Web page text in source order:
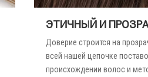
ЭТИЧНЫЙ И
Доверие строится на
всей нашей цепочке
происхождении волос и